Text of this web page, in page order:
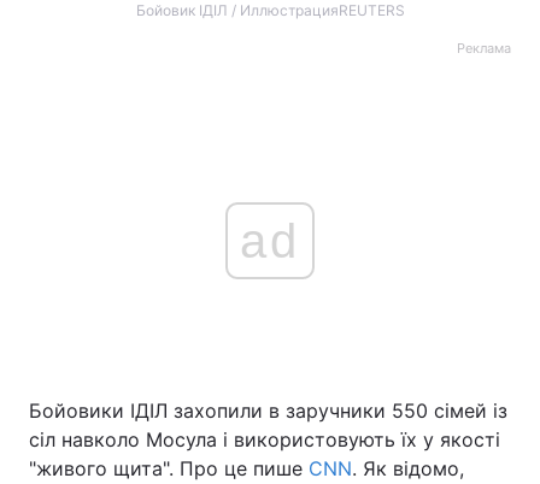
Бойовик ІДІЛ / ИллюстрацияREUTERS
Реклама
ad
Бойовики ІДІЛ захопили в заручники 550 сімей із
сіл навколо Мосула і використовують їх у якості
"живого щита". Про це пише CNN. Як відомо,